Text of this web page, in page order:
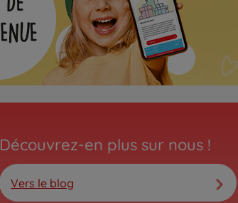
Découvrez-en plus sur nous !
Vers le blog